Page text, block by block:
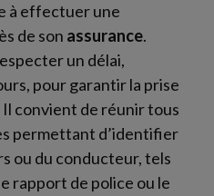
à effectuer une
de son assurance.
un délai,
pour garantir la prise
Il convient de réunir tous
permettant d’identifier
ou du conducteur, tels
rapport de police ou le